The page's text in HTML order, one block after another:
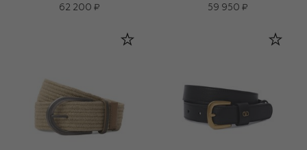
62 200 ₽
59 950 ₽